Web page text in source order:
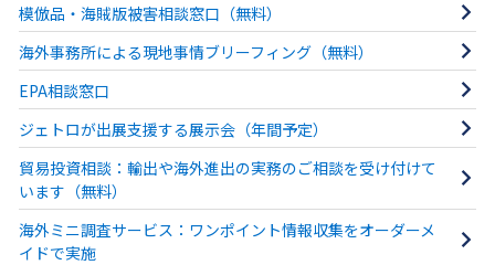
模倣品・海賊版被害相談窓口（無料）
海外事務所による現地事情ブリーフィング（無料）
EPA相談窓口
ジェトロが出展支援する展示会（年間予定）
貿易投資相談：輸出や海外進出の実務のご相談を受け付けて
います（無料）
海外ミニ調査サービス：ワンポイント情報収集をオーダーメ
イドで実施